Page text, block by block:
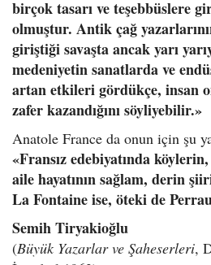
birçok tasarı ve teşebbüslere
olmuştur. Antik çağ
giriştiği savaşta ancak yarı
medeniyetin sanatlarda ve
artan etkileri gördükçe, insan
zafer kazandığını söyliyebilir.»
Anatole France da onun için şu
«Fransız edebiyatında
aile hayatının sağlam, derin
La Fontaine ise, öteki de
Semih Tiryakioğlu
(Büyük Yazarlar ve Şaheserleri,